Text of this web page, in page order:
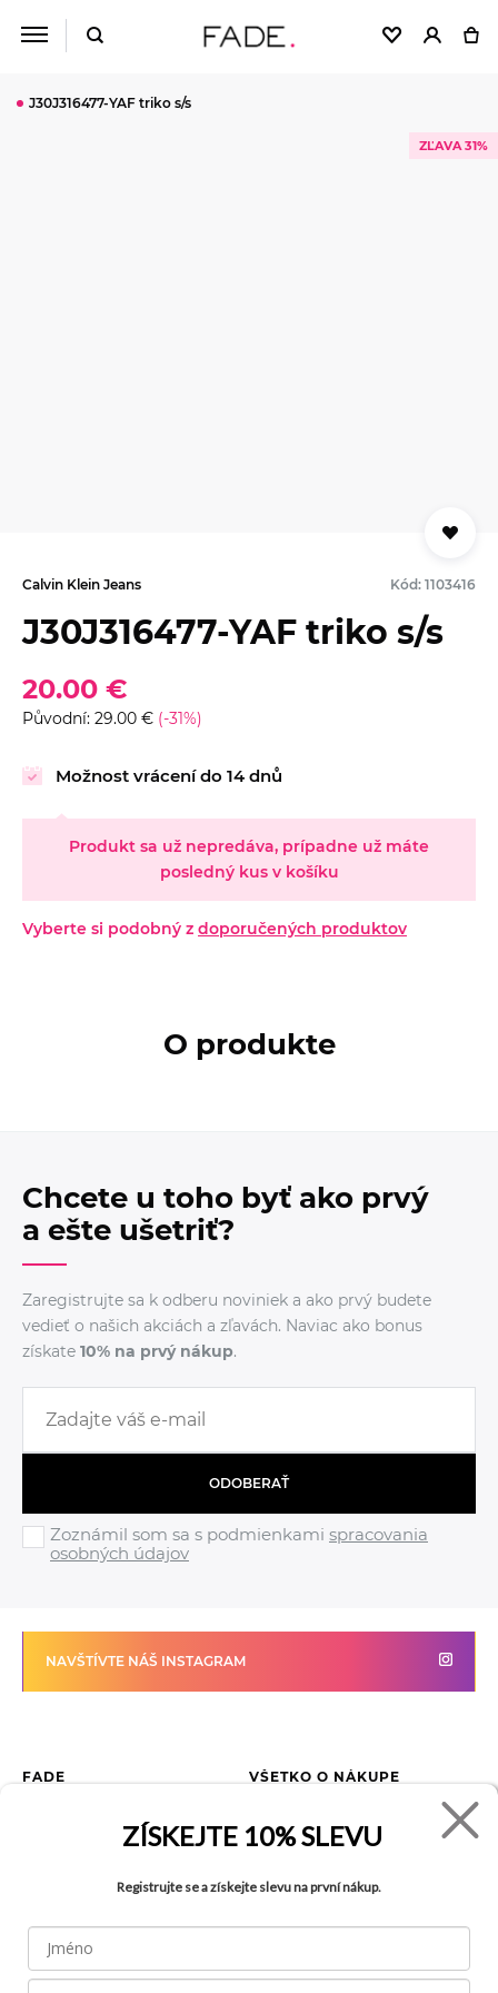
J30J316477-YAF triko s/s
ZĽAVA 31%
Calvin Klein Jeans Kód: 1103416
J30J316477-YAF triko s/s
20.00 €
Původní: 29.00 € (-31%)
Možnost vrácení do 14 dnů
Produkt sa už nepredáva, prípadne už máte
posledný kus v košíku
Vyberte si podobný z doporučených produktov
O produkte
Chcete u toho byť ako prvý
a ešte ušetriť?
Zaregistrujte sa k odberu noviniek a ako prvý budete
vedieť o našich akciách a zľavách. Naviac ako bonus
získate 10% na prvý nákup.
ODOBERAŤ
Zoznámil som sa s podmienkami spracovania
osobných údajov
NAVŠTÍVTE NÁŠ INSTAGRAM
FADE
Blog
VŠETKO O NÁKUPE
Ako reklamovať tovar
Tabuľka veľkostí
ZÍSKEJTE 10% SLEVU
Registrujte se a získejte slevu na první nákup.